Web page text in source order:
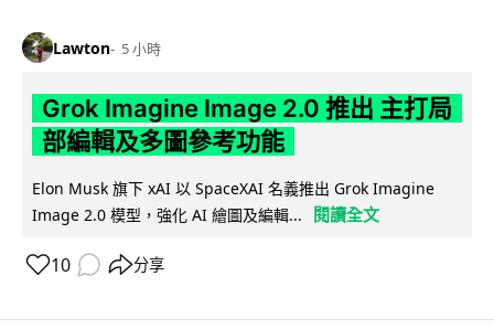
Lawton 5 小時
Grok Imagine Image 2.0 推出 主打局
部編輯及多圖參考功能
Elon Musk 旗下 xAI 以 SpaceXAI 名義推出 Grok Imagine
Image 2.0 模型，強化 AI 繪圖及編輯...
閱讀全文
10 分享